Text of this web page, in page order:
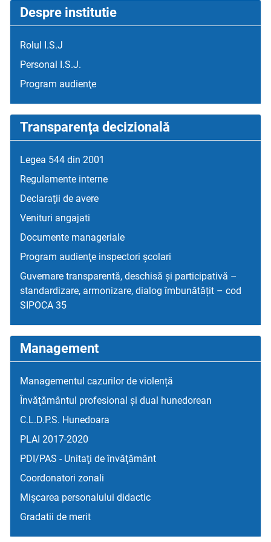
Despre institutie
Rolul I.S.J
Personal I.S.J.
Program audienţe
Transparenţa decizională
Legea 544 din 2001
Regulamente interne
Declaraţii de avere
Venituri angajati
Documente manageriale
Program audienţe inspectori școlari
Guvernare transparentă, deschisă și participativă –
standardizare, armonizare, dialog îmbunătățit – cod
SIPOCA 35
Management
Managementul cazurilor de violență
Învățământul profesional și dual hunedorean
C.L.D.P.S. Hunedoara
PLAI 2017-2020
PDI/PAS - Unitaţi de învăţământ
Coordonatori zonali
Mişcarea personalului didactic
Gradatii de merit